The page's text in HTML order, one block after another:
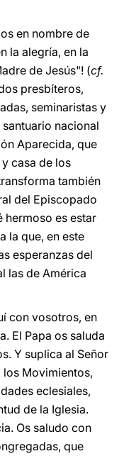
en nombre de
la alegría, en la
de Jesús"! (cf.
presbíteros,
seminaristas y
nacional
Aparecida, que
casa de los
también
del Episcopado
hermoso es estar
la que, en este
esperanzas del
las de América
con vosotros, en
El Papa os saluda
Y suplica al Señor
Movimientos,
eclesiales,
de la Iglesia.
Os saludo con
que